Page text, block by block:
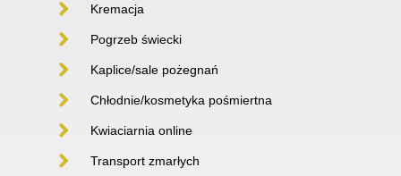
Kremacja
Pogrzeb świecki
Kaplice/sale pożegnań
Chłodnie/kosmetyka pośmiertna
Kwiaciarnia online
Transport zmarłych